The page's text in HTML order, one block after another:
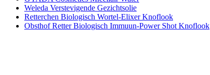
Weleda Verstevigende Gezichtsolie
Retterchen Biologisch Wortel-Elixer Knoflook
Obsthof Retter Biologisch Immuun-Power Shot Knoflook